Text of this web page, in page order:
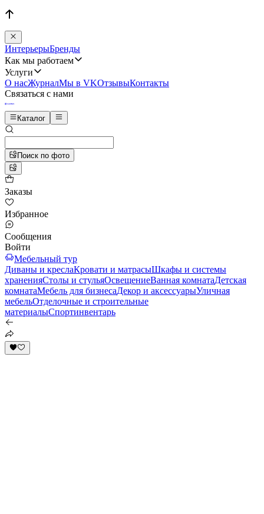
ИнтерьерыБренды
Как мы работаем
Услуги
О насЖурналМы в VKОтзывыКонтакты
Связаться с нами
Каталог
Поиск по фото
Заказы
Избранное
Сообщения
Войти
Мебельный тур
Диваны и креслаКровати и матрасыШкафы и системы
храненияСтолы и стульяОсвещениеВанная комнатаДетская
комнатаМебель для бизнесаДекор и аксессуарыУличная
мебельОтделочные и строительные
материалыСпортинвентарь